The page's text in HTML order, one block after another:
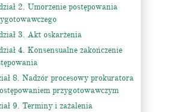
2. Umorzenie postępowania
3. Akt oskarżenia
4. Konsensualne zakończenie
8. Nadzór procesowy prokuratora
przygotowawczym
9. Terminy i zażalenia